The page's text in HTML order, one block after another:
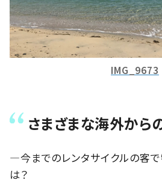
IMG_9673
さまざまな海外から
―今までのレンタサイクルの客
は？